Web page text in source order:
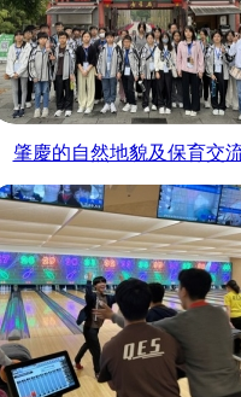
肇慶的自然地貌及保育交